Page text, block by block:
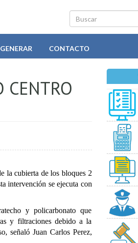
Buscar
CONTACTO
CENTRO
la cubierta de los bloques 2
intervención se ejecuta con
y policarbonato que
y filtraciones debido a la
señaló Juan Carlos Perez,